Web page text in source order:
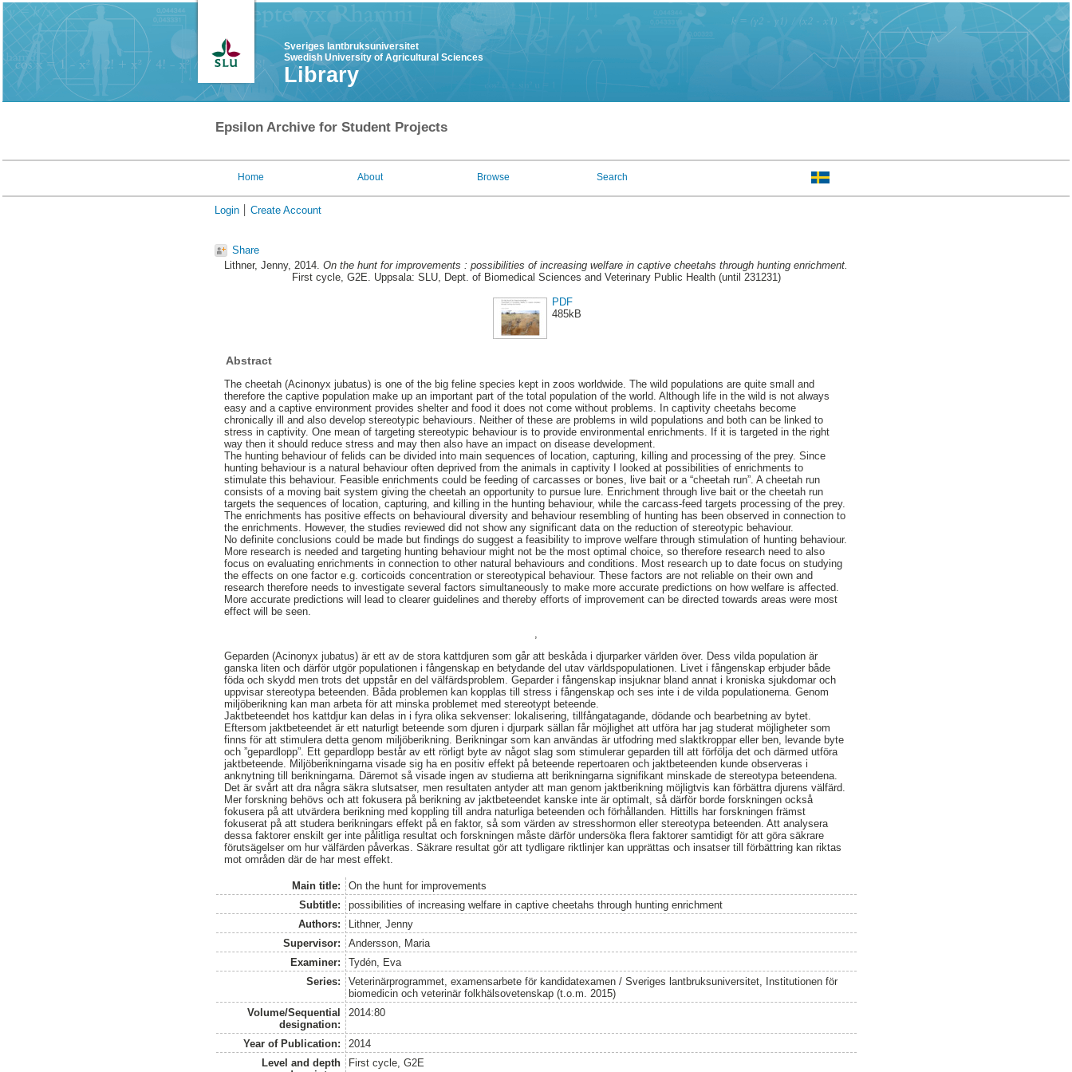
Sveriges lantbruksuniversitet
Swedish University of Agricultural Sciences
Library
Epsilon Archive for Student Projects
Home About Browse Search
Login Create Account
Share
Lithner, Jenny, 2014. On the hunt for improvements : possibilities of increasing welfare in captive cheetahs through hunting enrichment.
First cycle, G2E. Uppsala: SLU, Dept. of Biomedical Sciences and Veterinary Public Health (until 231231)
PDF
485kB
Abstract
The cheetah (Acinonyx jubatus) is one of the big feline species kept in zoos worldwide. The wild populations are quite small and
therefore the captive population make up an important part of the total population of the world. Although life in the wild is not always
easy and a captive environment provides shelter and food it does not come without problems. In captivity cheetahs become
chronically ill and also develop stereotypic behaviours. Neither of these are problems in wild populations and both can be linked to
stress in captivity. One mean of targeting stereotypic behaviour is to provide environmental enrichments. If it is targeted in the right
way then it should reduce stress and may then also have an impact on disease development.
The hunting behaviour of felids can be divided into main sequences of location, capturing, killing and processing of the prey. Since
hunting behaviour is a natural behaviour often deprived from the animals in captivity I looked at possibilities of enrichments to
stimulate this behaviour. Feasible enrichments could be feeding of carcasses or bones, live bait or a “cheetah run”. A cheetah run
consists of a moving bait system giving the cheetah an opportunity to pursue lure. Enrichment through live bait or the cheetah run
targets the sequences of location, capturing, and killing in the hunting behaviour, while the carcass-feed targets processing of the prey.
The enrichments has positive effects on behavioural diversity and behaviour resembling of hunting has been observed in connection to
the enrichments. However, the studies reviewed did not show any significant data on the reduction of stereotypic behaviour.
No definite conclusions could be made but findings do suggest a feasibility to improve welfare through stimulation of hunting behaviour.
More research is needed and targeting hunting behaviour might not be the most optimal choice, so therefore research need to also
focus on evaluating enrichments in connection to other natural behaviours and conditions. Most research up to date focus on studying
the effects on one factor e.g. corticoids concentration or stereotypical behaviour. These factors are not reliable on their own and
research therefore needs to investigate several factors simultaneously to make more accurate predictions on how welfare is affected.
More accurate predictions will lead to clearer guidelines and thereby efforts of improvement can be directed towards areas were most
effect will be seen.
Geparden (Acinonyx jubatus) är ett av de stora kattdjuren som går att beskåda i djurparker världen över. Dess vilda population är
ganska liten och därför utgör populationen i fångenskap en betydande del utav världspopulationen. Livet i fångenskap erbjuder både
föda och skydd men trots det uppstår en del välfärdsproblem. Geparder i fångenskap insjuknar bland annat i kroniska sjukdomar och
uppvisar stereotypa beteenden. Båda problemen kan kopplas till stress i fångenskap och ses inte i de vilda populationerna. Genom
miljöberikning kan man arbeta för att minska problemet med stereotypt beteende.
Jaktbeteendet hos kattdjur kan delas in i fyra olika sekvenser: lokalisering, tillfångatagande, dödande och bearbetning av bytet.
Eftersom jaktbeteendet är ett naturligt beteende som djuren i djurpark sällan får möjlighet att utföra har jag studerat möjligheter som
finns för att stimulera detta genom miljöberikning. Berikningar som kan användas är utfodring med slaktkroppar eller ben, levande byte
och ”gepardlopp”. Ett gepardlopp består av ett rörligt byte av något slag som stimulerar geparden till att förfölja det och därmed utföra
jaktbeteende. Miljöberikningarna visade sig ha en positiv effekt på beteende repertoaren och jaktbeteenden kunde observeras i
anknytning till berikningarna. Däremot så visade ingen av studierna att berikningarna signifikant minskade de stereotypa beteendena.
Det är svårt att dra några säkra slutsatser, men resultaten antyder att man genom jaktberikning möjligtvis kan förbättra djurens välfärd.
Mer forskning behövs och att fokusera på berikning av jaktbeteendet kanske inte är optimalt, så därför borde forskningen också
fokusera på att utvärdera berikning med koppling till andra naturliga beteenden och förhållanden. Hittills har forskningen främst
fokuserat på att studera berikningars effekt på en faktor, så som värden av stresshormon eller stereotypa beteenden. Att analysera
dessa faktorer enskilt ger inte pålitliga resultat och forskningen måste därför undersöka flera faktorer samtidigt för att göra säkrare
förutsägelser om hur välfärden påverkas. Säkrare resultat gör att tydligare riktlinjer kan upprättas och insatser till förbättring kan riktas
mot områden där de har mest effekt.
Main title:
On the hunt for improvements
Subtitle:
possibilities of increasing welfare in captive cheetahs through hunting enrichment
Authors:
Lithner, Jenny
Supervisor:
Andersson, Maria
Examiner:
Tydén, Eva
Series:
Veterinärprogrammet, examensarbete för kandidatexamen / Sveriges lantbruksuniversitet, Institutionen för
biomedicin och veterinär folkhälsovetenskap (t.o.m. 2015)
Volume/Sequential
designation:
2014:80
Year of Publication:
2014
Level and depth
First cycle, G2E